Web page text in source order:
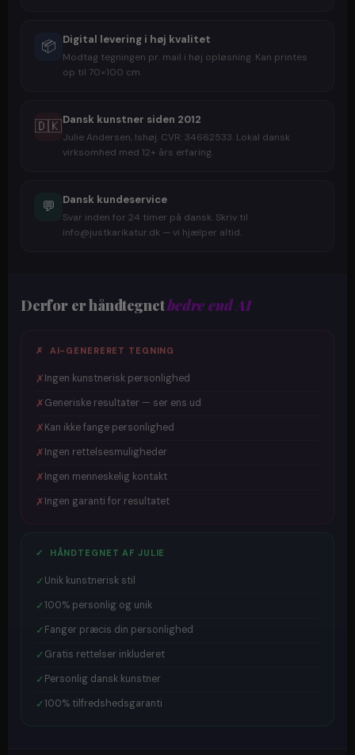
📦 Digital levering i høj kvalitet
Modtag tegningen pr. mail i høj opløsning. Kan printes
op til 70×100 cm.
🇩🇰Dansk kunstner siden 2012
Julie Andersen, Ishøj. CVR: 34662533. Lokal dansk
virksomhed med 12+ års erfaring.
💬 Dansk kundeservice
Svar inden for 24 timer på dansk. Skriv til
info@justkarikatur.dk — vi hjælper altid.
Derfor er håndtegnetbedre end AI
✗ AI-GENERERET TEGNING
✗Ingen kunstnerisk personlighed
✗Generiske resultater — ser ens ud
✗Kan ikke fange personlighed
✗Ingen rettelsesmuligheder
✗Ingen menneskelig kontakt
✗Ingen garanti for resultatet
✓ HÅNDTEGNET AF JULIE
✓ Unik kunstnerisk stil
✓100% personlig og unik
✓Fanger præcis din personlighed
✓Gratis rettelser inkluderet
✓Personlig dansk kunstner
✓100% tilfredshedsgaranti